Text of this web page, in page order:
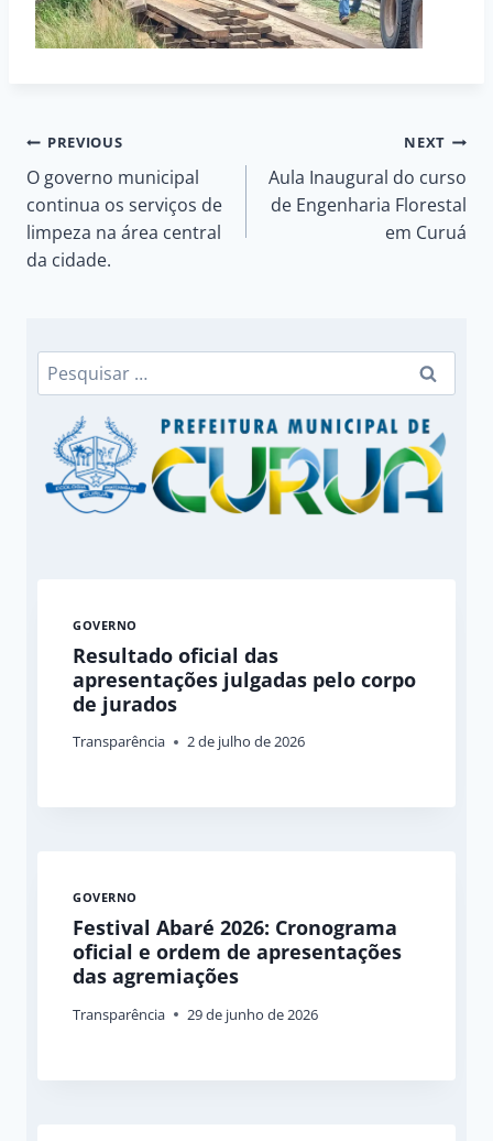
Navegação
de
Post
PREVIOUS
O governo municipal
continua os serviços de
limpeza na área central
da cidade.
NEXT
Aula Inaugural do curso
de Engenharia Florestal
em Curuá
Pesquisar
por:
GOVERNO
Resultado oficial das
apresentações julgadas pelo corpo
de jurados
Transparência 2 de julho de 2026
GOVERNO
Festival Abaré 2026: Cronograma
oficial e ordem de apresentações
das agremiações
Transparência 29 de junho de 2026